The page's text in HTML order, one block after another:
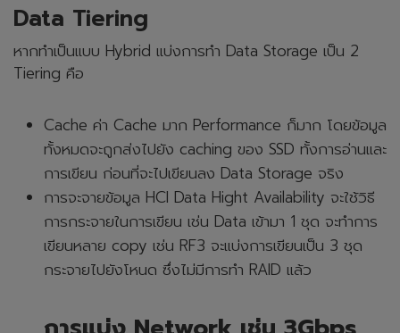
Data Tiering
หากทำเป็นแบบ Hybrid แบ่งการทำ Data Storage เป็น 2
Tiering คือ
Cache ค่า Cache มาก Performance ก็มาก โดยข้อมูล
ทั้งหมดจะถูกส่งไปยัง caching ของ SSD ทั้งการอ่านและ
การเขียน ก่อนที่จะไปเขียนลง Data Storage จริง
การจะจายข้อมูล HCI Data Hight Availability จะใช้วิธี
การกระจายในการเขียน เช่น Data เข้ามา 1 ชุด จะทำการ
เขียนหลาย copy เช่น RF3 จะแบ่งการเขียนเป็น 3 ชุด
กระจายไปยังโหนด ซึ่งไม่มีการทำ RAID แล้ว